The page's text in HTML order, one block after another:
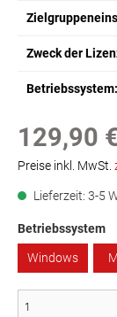
Zweck der
Betriebssystem:
129,90
Preise inkl. MwSt.
Lieferzeit: 3-5
Betriebssystem
Windows